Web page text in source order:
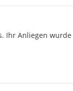
Ihr Anliegen